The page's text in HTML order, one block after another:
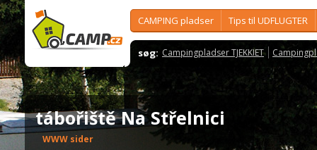
CAMPING pladser Tips til UDFLUGTER
søg: Campingpladser TJEKKIET
tábořiště Na Střelnici
WWW sider